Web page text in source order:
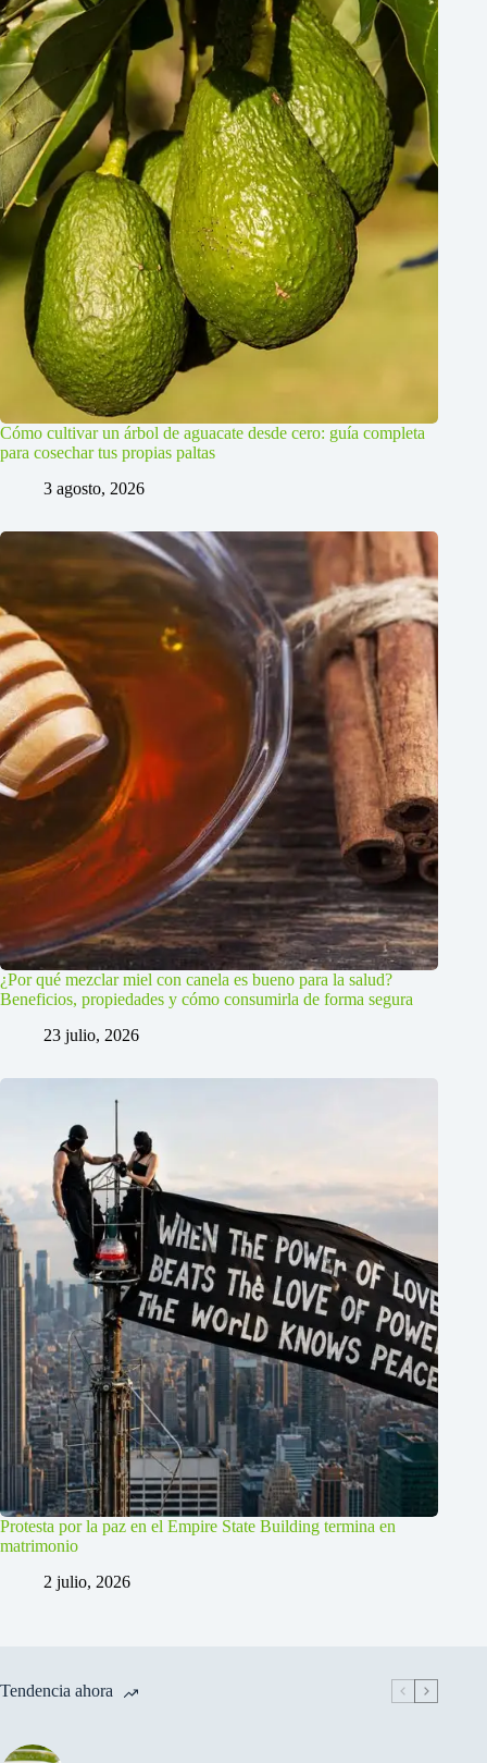
Cómo cultivar un árbol de aguacate desde cero: guía completa
para cosechar tus propias paltas
3 agosto, 2026
¿Por qué mezclar miel con canela es bueno para la salud?
Beneficios, propiedades y cómo consumirla de forma segura
23 julio, 2026
Protesta por la paz en el Empire State Building termina en
matrimonio
2 julio, 2026
Tendencia ahora